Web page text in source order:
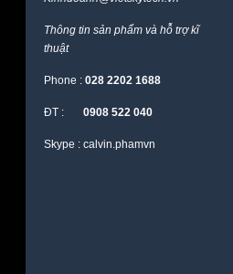
Thông tin sản phẩm và hỗ trợ kĩ
thuật
Phone : 028 2202 1688
ĐT : 0908 522 040
Skype : calvin.phamvn